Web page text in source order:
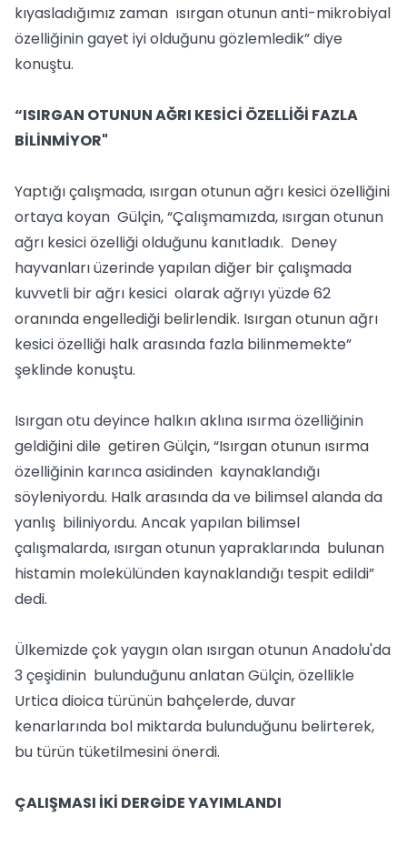
kıyasladığımız zaman ısırgan otunun anti-mikrobiyal
özelliğinin gayet iyi olduğunu gözlemledik” diye
konuştu.
“ISIRGAN OTUNUN AĞRI KESİCİ ÖZELLİĞİ FAZLA
BİLİNMİYOR"
Yaptığı çalışmada, ısırgan otunun ağrı kesici özelliğini
ortaya koyan Gülçin, “Çalışmamızda, ısırgan otunun
ağrı kesici özelliği olduğunu kanıtladık. Deney
hayvanları üzerinde yapılan diğer bir çalışmada
kuvvetli bir ağrı kesici olarak ağrıyı yüzde 62
oranında engellediği belirlendik. Isırgan otunun ağrı
kesici özelliği halk arasında fazla bilinmemekte”
şeklinde konuştu.
Isırgan otu deyince halkın aklına ısırma özelliğinin
geldiğini dile getiren Gülçin, “Isırgan otunun ısırma
özelliğinin karınca asidinden kaynaklandığı
söyleniyordu. Halk arasında da ve bilimsel alanda da
yanlış biliniyordu. Ancak yapılan bilimsel
çalışmalarda, ısırgan otunun yapraklarında bulunan
histamin molekülünden kaynaklandığı tespit edildi”
dedi.
Ülkemizde çok yaygın olan ısırgan otunun Anadolu'da
3 çeşidinin bulunduğunu anlatan Gülçin, özellikle
Urtica dioica türünün bahçelerde, duvar
kenarlarında bol miktarda bulunduğunu belirterek,
bu türün tüketilmesini önerdi.
ÇALIŞMASI İKİ DERGİDE YAYIMLANDI